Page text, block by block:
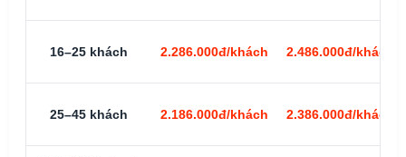
16–25 khách 2.286.000đ/khách 2.486.000đ/khách
25–45 khách 2.186.000đ/khách 2.386.000đ/khách